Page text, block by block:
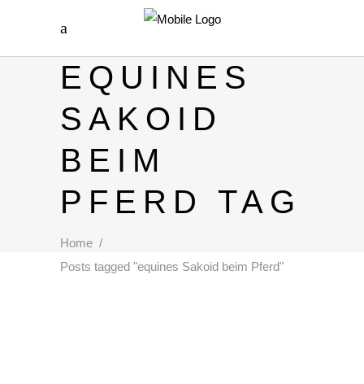
EQUINES
SAKOID
BEIM
PFERD TAG
Home /
Posts tagged "equines Sakoid beim Pferd"